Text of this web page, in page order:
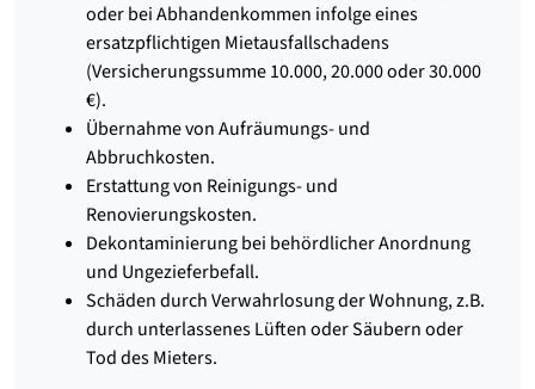
oder bei Abhandenkommen infolge eines
ersatzpflichtigen Mietausfallschadens
(Versicherungssumme 10.000, 20.000 oder 30.000
€).
Übernahme von Aufräumungs- und
Abbruchkosten.
Erstattung von Reinigungs- und
Renovierungskosten.
Dekontaminierung bei behördlicher Anordnung
und Ungezieferbefall.
Schäden durch Verwahrlosung der Wohnung, z.B.
durch unterlassenes Lüften oder Säubern oder
Tod des Mieters.